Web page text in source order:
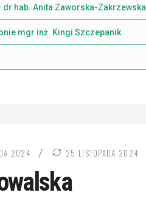
hab. Anita Zaworska-Zakrzewska
mgr inż. Kingi Szczepanik
2024 / 25 LISTOPADA 2024